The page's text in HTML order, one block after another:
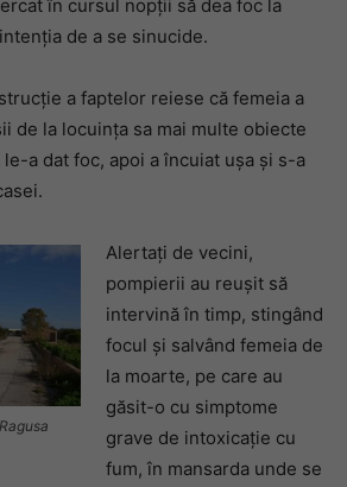
în cursul nopții să dea foc la
de a se sinucide.
a faptelor reiese că femeia a
de la locuința sa mai multe obiecte
a dat foc, apoi a încuiat ușa și s-a
Alertați de vecini,
pompierii au reușit să
intervină în timp, stingând
focul și salvând femeia de
la moarte, pe care au
găsit-o cu simptome
grave de intoxicație cu
fum, în mansarda unde se